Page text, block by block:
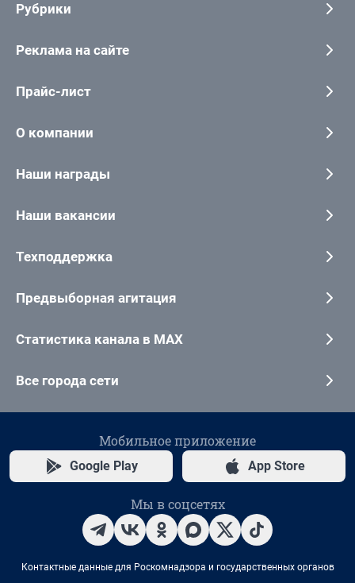
Рубрики
Реклама на сайте
Прайс-лист
О компании
Наши награды
Наши вакансии
Техподдержка
Предвыборная агитация
Статистика канала в MAX
Все города сети
Мобильное приложение
Google Play App Store
Мы в соцсетях
Контактные данные для Роскомнадзора и государственных органов